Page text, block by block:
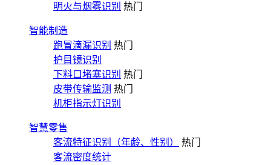
明火与烟雾识别 热门
智能制造
跑冒滴漏识别 热门
护目镜识别
下料口堵塞识别 热门
皮带传输监测 热门
机柜指示灯识别
智慧零售
客流特征识别（年龄、性别）
热门
客流密度统计